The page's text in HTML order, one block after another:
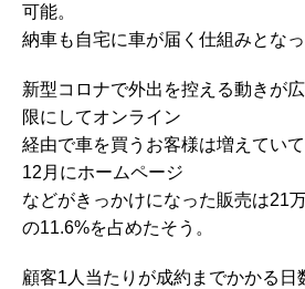
可能。
納車も自宅に車が届く仕組みとなっ
新型コロナで外出を控える動きが
限にしてオンライン
経由で車を買うお客様は増えてい
12月にホームページ
などがきっかけになった販売は21
の11.6%を占めたそう。
顧客1人当たりが成約までかかる日